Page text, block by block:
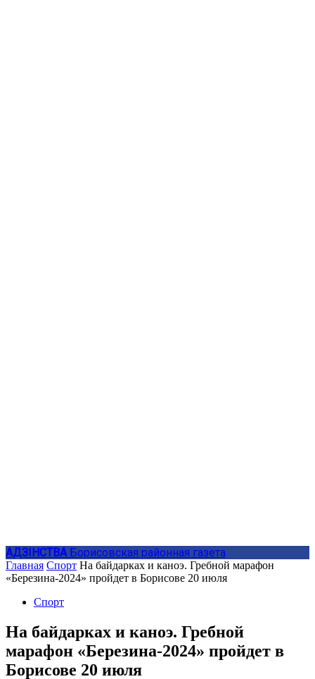
АДЗIНСТВА Борисовская районная газета
Главная Спорт На байдарках и каноэ. Гребной марафон
«Березина-2024» пройдет в Борисове 20 июля
Спорт
На байдарках и каноэ. Гребной
марафон «Березина-2024» пройдет в
Борисове 20 июля